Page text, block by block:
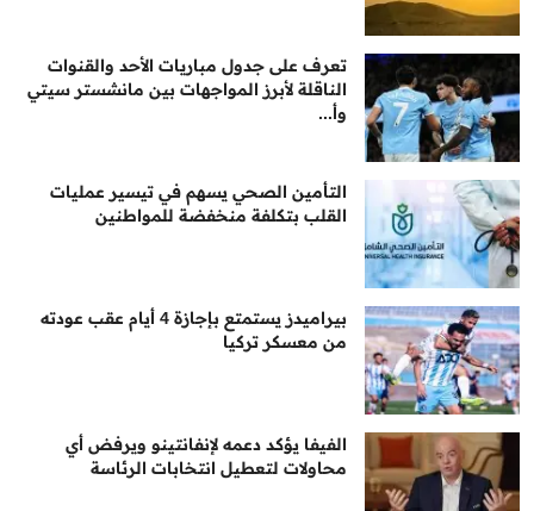
تعرف على جدول مباريات الأحد والقنوات
الناقلة لأبرز المواجهات بين مانشستر سيتي
وأ...
التأمين الصحي يسهم في تيسير عمليات
القلب بتكلفة منخفضة للمواطنين
بيراميدز يستمتع بإجازة 4 أيام عقب عودته
من معسكر تركيا
الفيفا يؤكد دعمه لإنفانتينو ويرفض أي
محاولات لتعطيل انتخابات الرئاسة